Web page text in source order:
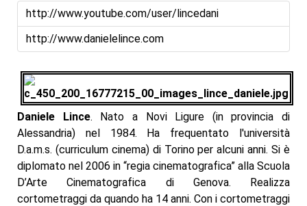
http://www.youtube.com/user/lincedani
http://www.danielelince.com
Daniele Lince. Nato a Novi Ligure (in provincia di
Alessandria) nel 1984. Ha frequentato l'università
D.a.m.s. (curriculum cinema) di Torino per alcuni anni. Si è
diplomato nel 2006 in “regia cinematografica” alla Scuola
D’Arte Cinematografica di Genova. Realizza
cortometraggi da quando ha 14 anni. Con i cortometraggi